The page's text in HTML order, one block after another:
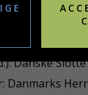
Danske
Danske
Danmarks